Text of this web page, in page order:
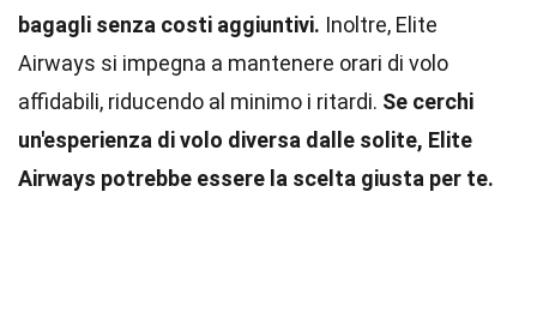
bagagli senza costi aggiuntivi. Inoltre, Elite
Airways si impegna a mantenere orari di volo
affidabili, riducendo al minimo i ritardi. Se cerchi
un'esperienza di volo diversa dalle solite, Elite
Airways potrebbe essere la scelta giusta per te.